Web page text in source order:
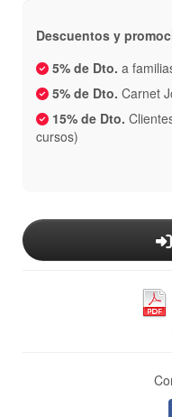
Descuentos y
5% de Dto. a
5% de Dto. Carnet
15% de Dto.
cursos)